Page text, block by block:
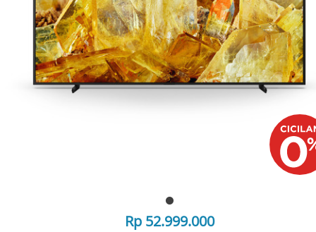
Rp 52.999.000